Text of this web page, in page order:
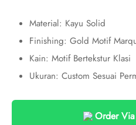
Material: Kayu Solid
Finishing: Gold Motif
Kain: Motif Bertekstur Klasi
Ukuran: Custom Sesuai
Order